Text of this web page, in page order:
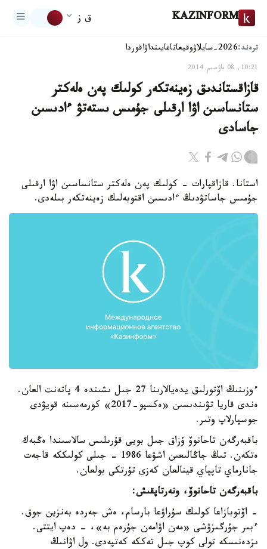
KAZINFORM ق ز
ترەند:2026-سايلاۋ وقيعاتاعايىنداۋاقوردا
10:21, 08 ماۋسىم 2014
قازاقستاندىق زەينەتكەر كولىك پەن ەلەكتر
ستانساسىن اۋا ارقىلى جۇمىس ىستەتۋ ءادىسىن
جاسادى
استانا. قازاقپارات - كولىك پەن ەلەكتر ستانساسىن اۋا ارقىلى
جۇمىس جاساتۋدىڭ ءادىسىن اقتوبەلىك زەينەتكەر بىلەدى.
ءوزىنىڭ اۆتورلىق يدەيالارىنا 27 جىل ىشىندە 4 پاتەنت العان.
ەندى قاريا تۋىندىسىن «ەكسپو-2017» كورمەسىنە قويۋدى
جوسپارلاپ وتىر.
باقبەرگەن تاحانوۆ ۇزاق جىل بويى قۇرىلىس سالاسىندا ەڭبەك
ەتكەن. تىڭ جاڭالىعىن اشۋعا 1986 - جىلى كولىككە قاجەت
جانارماي تاپپاي قينالعان كەزى تۇرتكى بولعان.
باقبەرگەن تاحانوۆ، ونەرتاپقىش:
- اۆتوبازاعا كولىك سۇراۋعا بارسام، ەش جەردە بەنزين جوق.
ءبىر جۇرگىزۋشى «مەن اۋامەن جۇرەم بە»، - دەپ ايتتى.
ىزدەنىسكە تولى كوپ جىل تەككە كەتپەدى. ول اۋانىڭ